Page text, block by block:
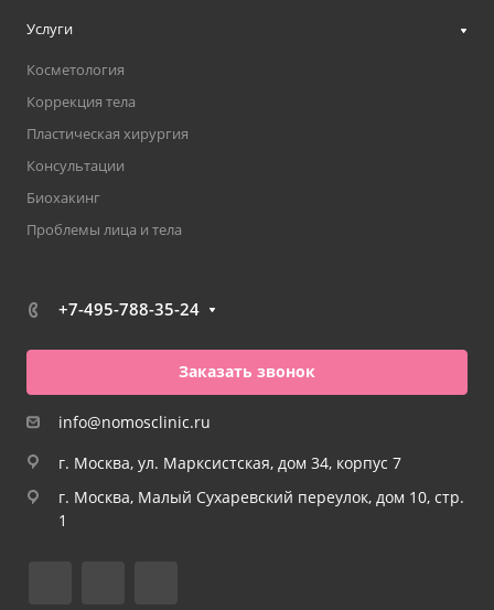
Услуги
Косметология
Коррекция тела
Пластическая хирургия
Консультации
Биохакинг
Проблемы лица и тела
+7-495-788-35-24
Заказать звонок
info@nomosclinic.ru
г. Москва, ул. Марксистская, дом 34, корпус 7
г. Москва, Малый Сухаревский переулок, дом 10, стр.
1